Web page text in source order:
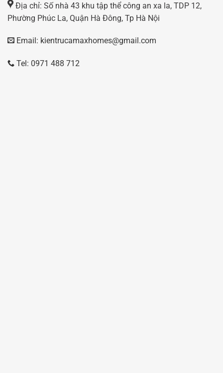
Địa chỉ: Số nhà 43 khu tập thể công an xa la, TDP 12,
Phường Phúc La, Quận Hà Đông, Tp Hà Nội
Email: kientrucamaxhomes@gmail.com
Tel: 0971 488 712